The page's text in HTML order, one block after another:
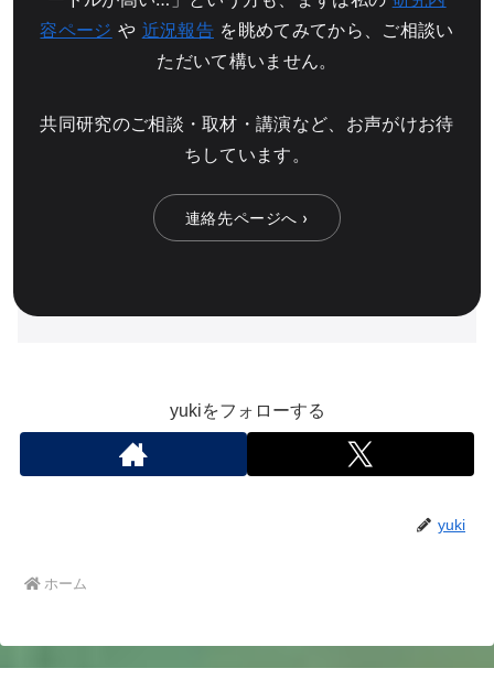
容ページ や 近況報告を眺めてみてから、ご相談い
ただいて構いません。
共同研究のご相談・取材・講演など、お声がけお待
ちしています。
連絡先ページへ ›
yukiをフォローする
yuki
ホーム